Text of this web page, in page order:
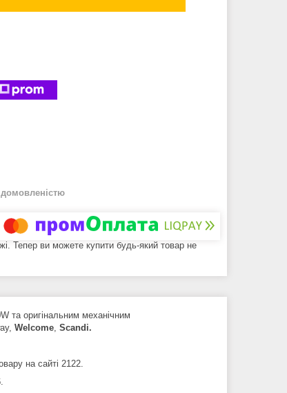
домовленістю
Тепер ви можете купити будь-який товар не
та оригінальним механічним
Welcome Scandi.
на сайті 2122.